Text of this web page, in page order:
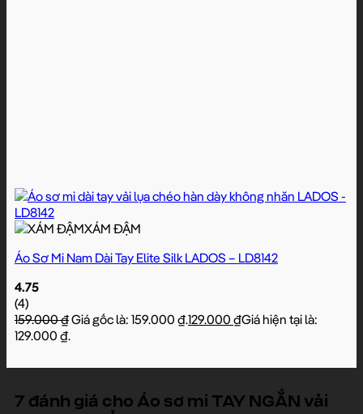
XÁM ĐẬM
Áo Sơ Mi Nam Dài Tay Elite Silk LADOS – LD8142
4.75
(4)
159.000₫Giá gốc là: 159.000 ₫.129.000 ₫Giá hiện tại là:
129.000 ₫.
7 đánh giá cho Áo sơ mi TAY NGẮN vải